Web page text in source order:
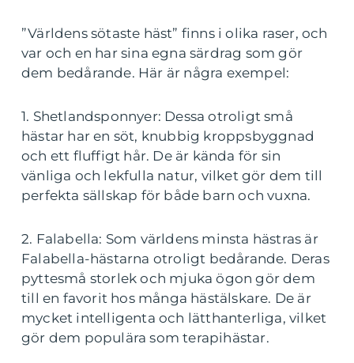
”Världens sötaste häst” finns i olika raser, och
var och en har sina egna särdrag som gör
dem bedårande. Här är några exempel:
1. Shetlandsponnyer: Dessa otroligt små
hästar har en söt, knubbig kroppsbyggnad
och ett fluffigt hår. De är kända för sin
vänliga och lekfulla natur, vilket gör dem till
perfekta sällskap för både barn och vuxna.
2. Falabella: Som världens minsta hästras är
Falabella-hästarna otroligt bedårande. Deras
pyttesmå storlek och mjuka ögon gör dem
till en favorit hos många hästälskare. De är
mycket intelligenta och lätthanterliga, vilket
gör dem populära som terapihästar.